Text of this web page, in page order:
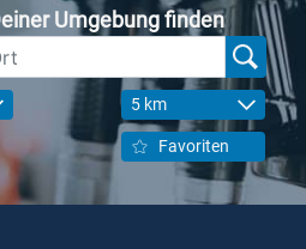
Umgebung finden
5 km
Favoriten